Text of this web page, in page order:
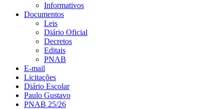
Informativos
Documentos
Leis
Diário Oficial
Decretos
Editais
PNAB
E-mail
Licitações
Diário Escolar
Paulo Gustavo
PNAB 25/26